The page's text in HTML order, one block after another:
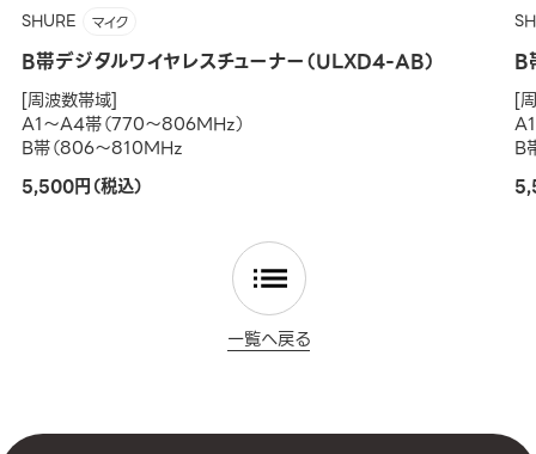
SHURE マイク
B帯デジタルワイヤレスチューナー（ULXD4-AB）
[周波数帯域]
A1～A4帯（770～806MHz）
B帯（806～810MHz
5,500円（税込）
B
[
B
一覧へ戻る